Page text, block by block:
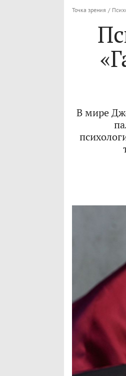
Точка зрения /
В мире